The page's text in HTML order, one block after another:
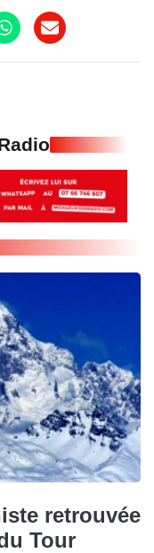
retrouvée
Tour